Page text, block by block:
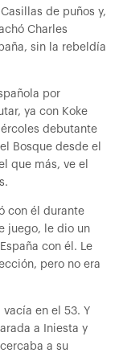
de puños y,
Charles
sin la rebeldía
por
ya con Koke
debutante
Bosque desde el
que más, ve el
con él durante
juego, le dio un
con él. Le
pero no era
en el 53. Y
a Iniesta y
a su